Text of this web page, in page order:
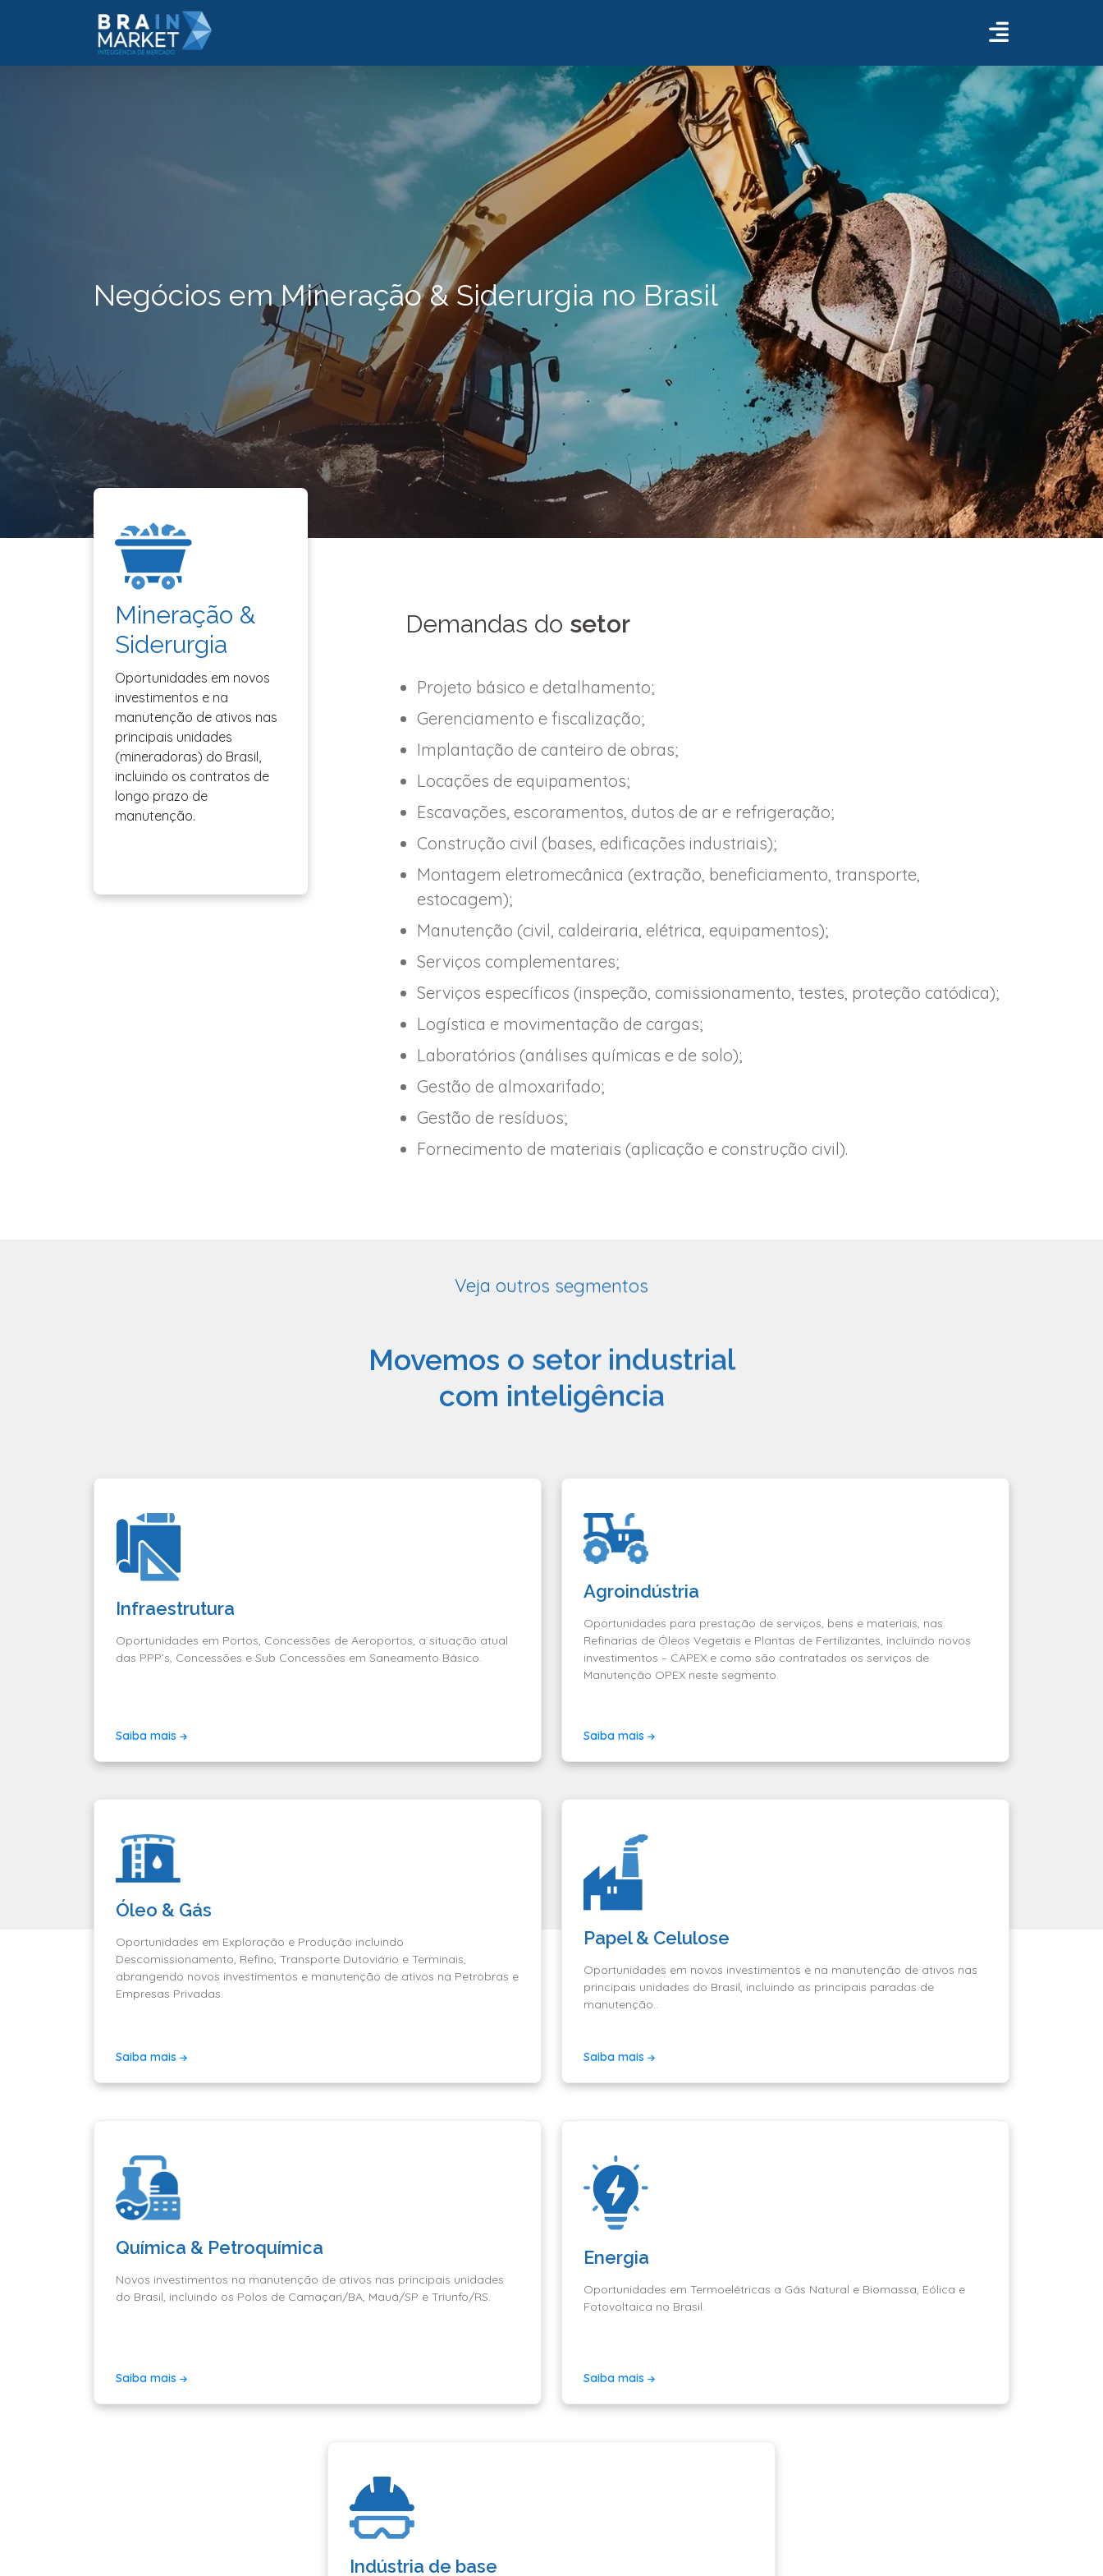
Negócios em Mineração & Siderurgia no Brasil
Mineração &
Siderurgia
Oportunidades em novos
investimentos e na
manutenção de ativos nas
principais unidades
(mineradoras) do Brasil,
incluindo os contratos de
longo prazo de
manutenção.
Demandas do setor
Projeto básico e detalhamento;
Gerenciamento e fiscalização;
Implantação de canteiro de obras;
Locações de equipamentos;
Escavações, escoramentos, dutos de ar e refrigeração;
Construção civil (bases, edificações industriais);
Montagem eletromecânica (extração, beneficiamento, transporte,
estocagem);
Manutenção (civil, caldeiraria, elétrica, equipamentos);
Serviços complementares;
Serviços específicos (inspeção, comissionamento, testes, proteção catódica);
Logística e movimentação de cargas;
Laboratórios (análises químicas e de solo);
Gestão de almoxarifado;
Gestão de resíduos;
Fornecimento de materiais (aplicação e construção civil).
Veja outros segmentos
Movemos o setor industrial
com inteligência
Infraestrutura
Oportunidades em Portos, Concessões de Aeroportos, a situação atual
das PPP’s, Concessões e Sub Concessões em Saneamento Básico.
Saiba mais
Agroindústria
Oportunidades para prestação de serviços, bens e materiais, nas
Refinarias de Óleos Vegetais e Plantas de Fertilizantes, incluindo novos
investimentos – CAPEX e como são contratados os serviços de
Manutenção OPEX neste segmento.
Saiba mais
Óleo & Gás
Oportunidades em Exploração e Produção incluindo
Descomissionamento, Refino, Transporte Dutoviário e Terminais,
abrangendo novos investimentos e manutenção de ativos na Petrobras e
Empresas Privadas.
Saiba mais
Papel & Celulose
Oportunidades em novos investimentos e na manutenção de ativos nas
principais unidades do Brasil, incluindo as principais paradas de
manutenção..
Saiba mais
Química & Petroquímica
Novos investimentos na manutenção de ativos nas principais unidades
do Brasil, incluindo os Polos de Camaçari/BA, Mauá/SP e Triunfo/RS.
Saiba mais
Energia
Oportunidades em Termoelétricas a Gás Natural e Biomassa, Eólica e
Fotovoltaica no Brasil.
Saiba mais
Indústria de base